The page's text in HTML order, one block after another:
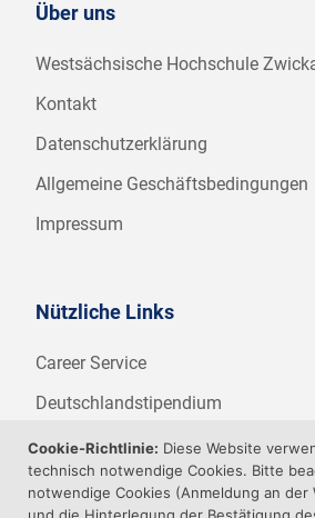
Über uns
Westsächsische Hochschule
Kontakt
Datenschutzerklärung
Allgemeine Geschäftsbedingungen
Impressum
Nützliche Links
Career Service
Deutschlandstipendium
WHZ Firmenstipendium
Weitere Angebote der WHZ
Cookie-Richtlinie: Diese Website
technisch notwendige Cookies. Bitte
notwendige Cookies (Anmeldung an der